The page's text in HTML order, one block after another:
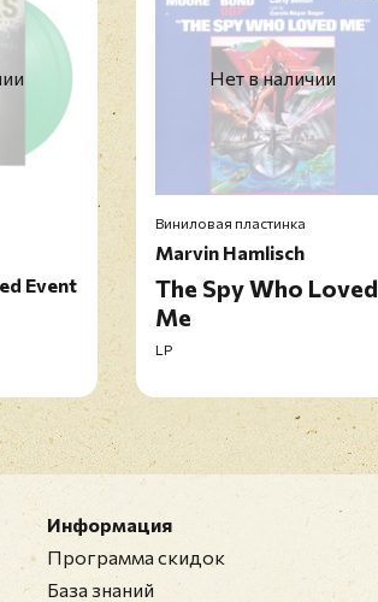
Event
Нет в наличии
Виниловая пластинка
Marvin Hamlisch
The Spy Who Loved
Me
LP
Информация
Программа скидок
База знаний